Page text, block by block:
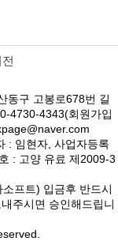
동구 고봉로678번 길
4730-4343(회원가입
: 임현자, 사업자등록
: 고양 유료 제2009-3
프트) 입금후 반드시
주시면 승인해드립니